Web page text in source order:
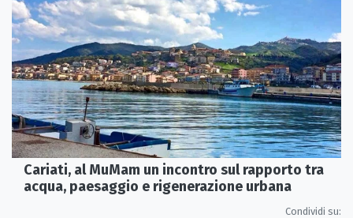
Cariati, al MuMam un incontro sul rapporto tra
acqua, paesaggio e rigenerazione urbana
Condividi su: